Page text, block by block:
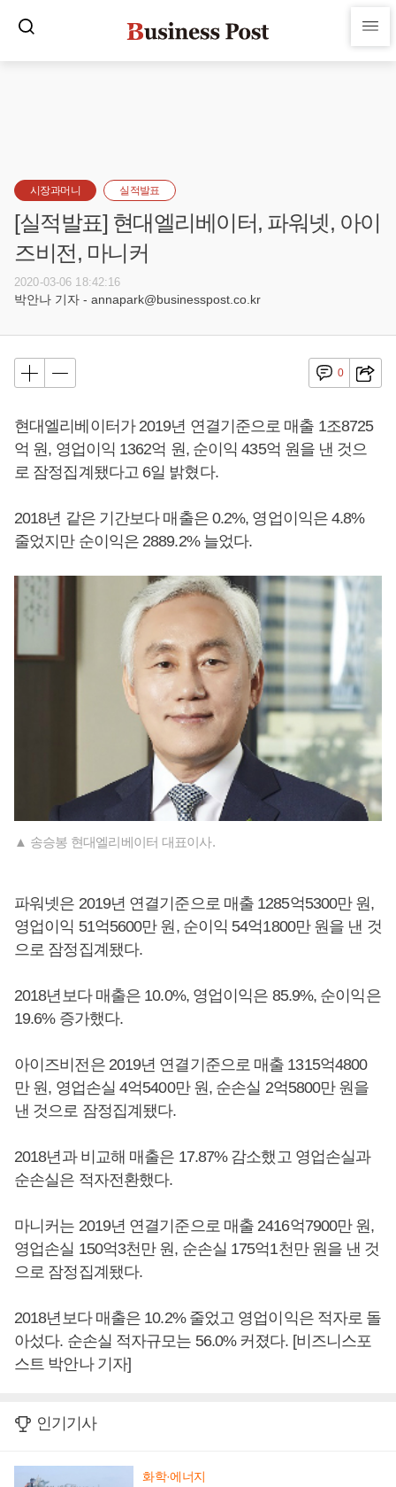
시장과머니 실적발표
[실적발표] 현대엘리베이터, 파워넷, 아이
즈비전, 마니커
2020-03-06 18:42:16
박안나 기자 - annapark@businesspost.co.kr
0
현대엘리베이터가 2019년 연결기준으로 매출 1조8725
억 원, 영업이익 1362억 원, 순이익 435억 원을 낸 것으
로 잠정집계됐다고 6일 밝혔다.
2018년 같은 기간보다 매출은 0.2%, 영업이익은 4.8%
줄었지만 순이익은 2889.2% 늘었다.
▲ 송승봉 현대엘리베이터 대표이사.
파워넷은 2019년 연결기준으로 매출 1285억5300만 원,
영업이익 51억5600만 원, 순이익 54억1800만 원을 낸 것
으로 잠정집계됐다.
2018년보다 매출은 10.0%, 영업이익은 85.9%, 순이익은
19.6% 증가했다.
아이즈비전은 2019년 연결기준으로 매출 1315억4800
만 원, 영업손실 4억5400만 원, 순손실 2억5800만 원을
낸 것으로 잠정집계됐다.
2018년과 비교해 매출은 17.87% 감소했고 영업손실과
순손실은 적자전환했다.
마니커는 2019년 연결기준으로 매출 2416억7900만 원,
영업손실 150억3천만 원, 순손실 175억1천만 원을 낸 것
으로 잠정집계됐다.
2018년보다 매출은 10.2% 줄었고 영업이익은 적자로 돌
아섰다. 순손실 적자규모는 56.0% 커졌다. [비즈니스포
스트 박안나 기자]
인기기사
화학·에너지